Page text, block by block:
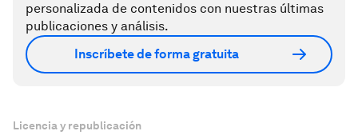
personalizada de contenidos con nuestras últimas
publicaciones y análisis.
Inscríbete de forma gratuita
Licencia y republicación